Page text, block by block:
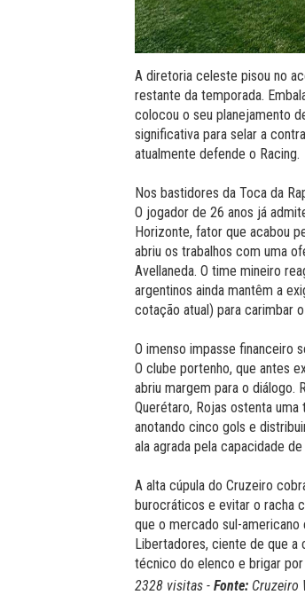
A diretoria celeste pisou no
restante da temporada.
colocou o seu planejamento
significativa para selar a
atualmente defende o Racing.
Nos bastidores da Toca da
O jogador de 26 anos já
Horizonte, fator que acabou
abriu os trabalhos com uma
Avellaneda. O time mineiro
argentinos ainda mantêm a
cotação atual) para carimbar
O imenso impasse financeiro
O clube portenho, que antes
abriu margem para o diálogo.
Querétaro, Rojas ostenta
anotando cinco gols e
ala agrada pela capacidade
A alta cúpula do Cruzeiro
burocráticos e evitar o racha
que o mercado sul-
Libertadores, ciente de que a
técnico do elenco e brigar
2328 visitas - Fonte: Cruzeiro